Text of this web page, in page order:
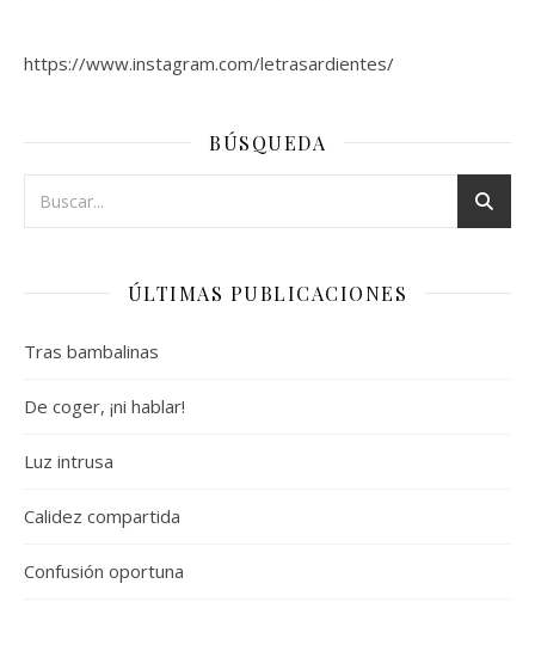
https://www.instagram.com/letrasardientes/
BÚSQUEDA
ÚLTIMAS PUBLICACIONES
Tras bambalinas
De coger, ¡ni hablar!
Luz intrusa
Calidez compartida
Confusión oportuna